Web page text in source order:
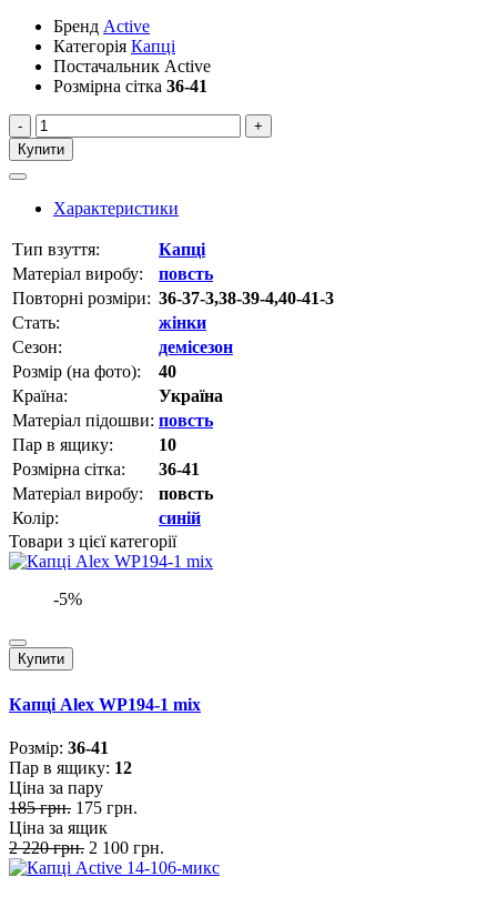
Бренд Active
Категорія Капці
Постачальник Active
Розмірна сітка 36-41
-
+
Купити
Характеристики
Тип взуття:
Капці
Матеріал виробу:
повсть
Повторні розміри: 36-37-3,38-39-4,40-41-3
Стать:
жінки
Сезон:
демісезон
Розмір (на фото):
40
Країна:
Україна
Матеріал підошви: повсть
Пар в ящику:
10
Розмірна сітка:
36-41
Матеріал виробу:
повсть
Колір:
синій
Товари з цієї категорії
-5%
Купити
Капці Alex WP194-1 mix
Розмiр: 36-41
Пар в ящику: 12
Ціна за пару
185 грн. 175 грн.
Ціна за ящик
2 220 грн. 2 100 грн.